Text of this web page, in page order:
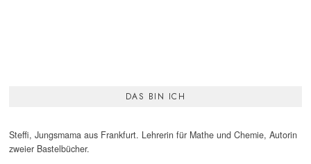
DAS BIN ICH
Steffi, Jungsmama aus Frankfurt. Lehrerin für Mathe und Chemie, Autorin
zweier Bastelbücher.